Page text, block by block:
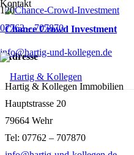
Kontakt
07762 – 707870
info@hartig-und-kollegen.de
Chance Crowd Investment
Adresse
Hartig & Kollegen Immobilien
Hauptstrasse 20
79664 Wehr
Tel: 07762 – 707870